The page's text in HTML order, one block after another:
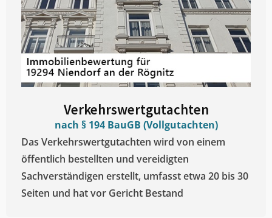
Verkehrswertgutachten
nach § 194 BauGB (Vollgutachten)
Das Verkehrswertgutachten wird von einem
öffentlich bestellten und vereidigten
Sachverständigen erstellt, umfasst etwa 20 bis 30
Seiten und hat vor Gericht Bestand